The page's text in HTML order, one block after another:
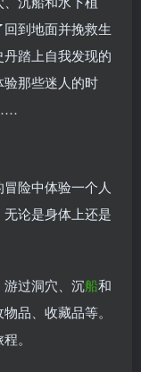
到地面并挽救生
踏上自我发现的
那些迷人的时
险中体验一个人
论是身体上还是
过洞穴、沉船和
品、收藏品等。
。